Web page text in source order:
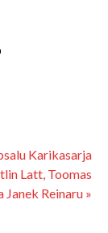
Karikasarja
Latt, Toomas
Janek Reinaru »